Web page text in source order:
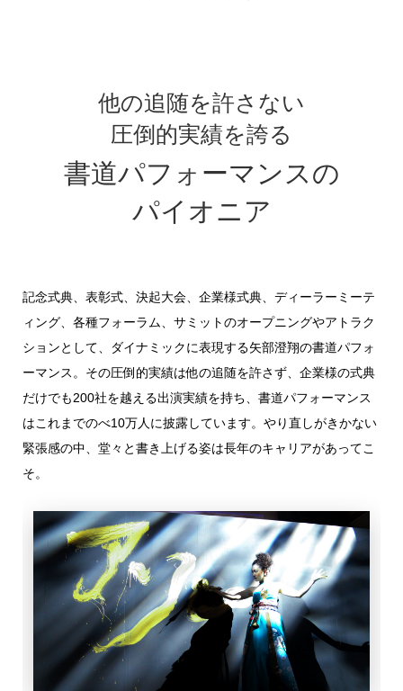
他の追随を許さない
圧倒的実績を誇る
書道パフォーマンスの
パイオニア
記念式典、表彰式、決起大会、企業様式典、ディーラーミーテ
ィング、各種フォーラム、サミットのオープニングやアトラク
ションとして、ダイナミックに表現する矢部澄翔の書道パフォ
ーマンス。その圧倒的実績は他の追随を許さず、企業様の式典
だけでも200社を越える出演実績を持ち、書道パフォーマンス
はこれまでのべ10万人に披露しています。やり直しがきかない
緊張感の中、堂々と書き上げる姿は長年のキャリアがあってこ
そ。